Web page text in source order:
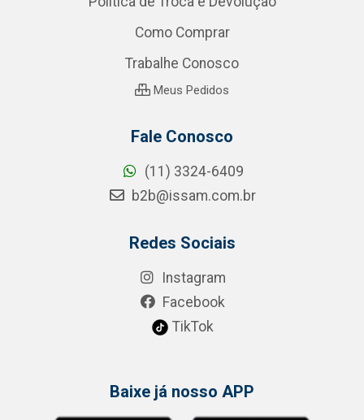
Como Comprar
Trabalhe Conosco
Meus Pedidos
Fale Conosco
(11) 3324-6409
b2b@issam.com.br
Redes Sociais
Instagram
Facebook
TikTok
Baixe já nosso APP